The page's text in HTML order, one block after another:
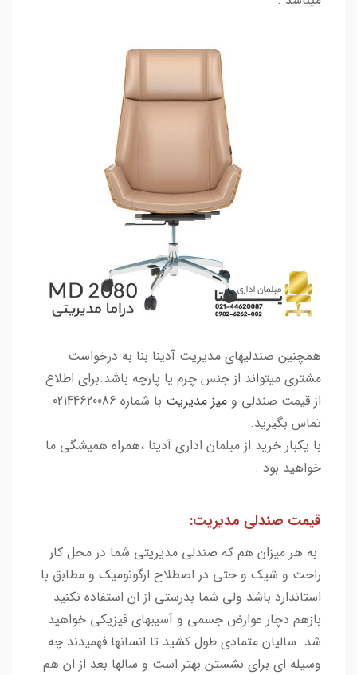
همچنین صندلیهای مدیریت آدینا بنا به درخواست
مشتری میتواند از جنس چرم یا پارچه باشد.برای اطلاع
از قیمت صندلی و میز مدیریت
با شماره 02144620086
تماس بگیرید.
با یکبار خرید از مبلمان اداری آدینا ،همراه همیشگی ما
خواهید بود .
قیمت صندلی مدیریت:
به هر میزان هم که صندلی مدیریتی شما در محل کار
راحت و شیک و حتی در اصطلاح ارگونومیک و مطابق با
استاندارد باشد ولی شما بدرستی از ان استفاده نکنید
بازهم دچار عوارض جسمی و آسیبهای فیزیکی خواهید
شد .سالیان متمادی طول کشید تا انسانها فهمیدند چه
وسیله ای برای نشستن بهتر است و سالها بعد از ان هم